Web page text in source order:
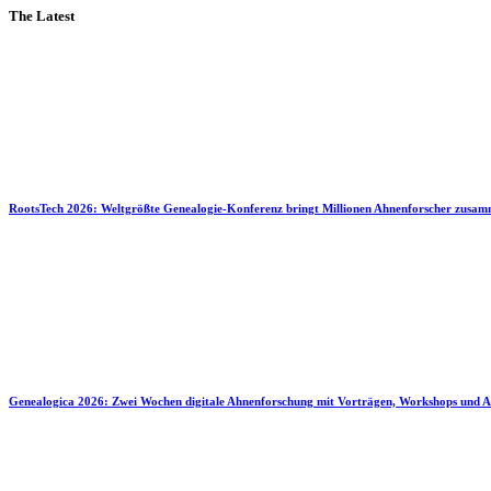
The Latest
RootsTech 2026: Weltgrößte Genealogie-Konferenz bringt Millionen Ahnenforscher
Genealogica 2026: Zwei Wochen digitale Ahnenforschung mit Vorträgen, Workshops und